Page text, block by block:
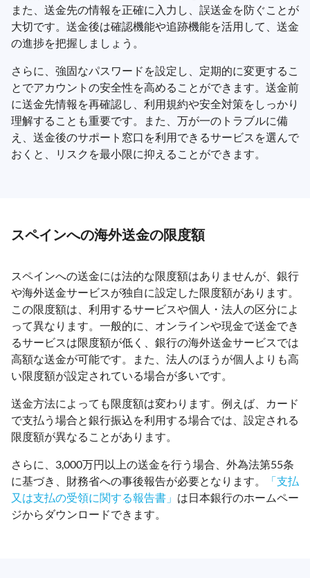
また、送金先の情報を正確に入力し、誤送金を防ぐことが
大切です。送金後は確認機能や追跡機能を活用して、送金
の進捗を把握しましょう。
さらに、強固なパスワードを設定し、定期的に変更するこ
とでアカウントの安全性を高めることができます。送金前
に送金先情報を再確認し、利用規約や安全対策をしっかり
理解することも重要です。また、万が一のトラブルに備
え、送金後のサポート窓口を利用できるサービスを選んで
おくと、リスクを最小限に抑えることができます。
スペインへの海外送金の限度額
スペインへの送金には法的な限度額はありませんが、銀行
や海外送金サービスが独自に設定した限度額があります。
この限度額は、利用するサービスや個人・法人の区分によ
って異なります。一般的に、オンラインや現金で送金でき
るサービスは限度額が低く、銀行の海外送金サービスでは
高額な送金が可能です。また、法人のほうが個人よりも高
い限度額が設定されている場合が多いです。
送金方法によっても限度額は変わります。例えば、カード
で支払う場合と銀行振込を利用する場合では、設定される
限度額が異なることがあります。
さらに、3,000万円以上の送金を行う場合、外為法第55条
に基づき、財務省への事後報告が必要となります。
「支払
又は支払の受領に関する報告書」 は日本銀行のホームペー
ジからダウンロードできます。